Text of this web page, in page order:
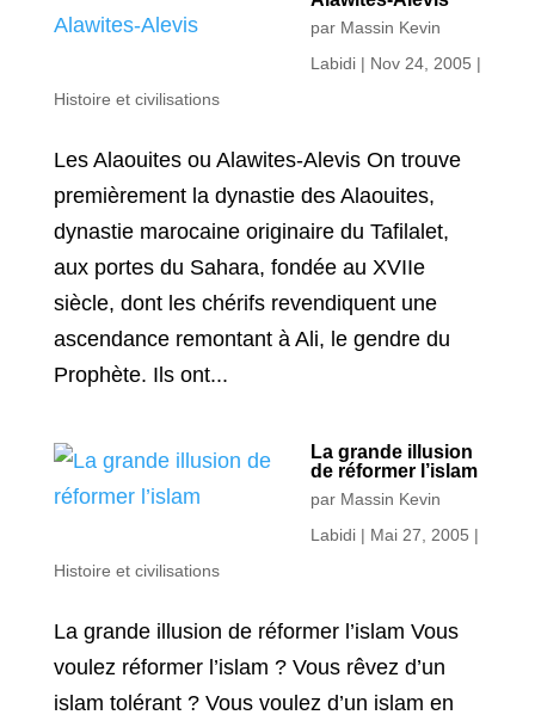
par Massin Kevin
Labidi| Nov 24, 2005 |
Histoire et civilisations
Les Alaouites ou Alawites-Alevis On trouve
premièrement la dynastie des Alaouites,
dynastie marocaine originaire du Tafilalet,
aux portes du Sahara, fondée au XVIIe
siècle, dont les chérifs revendiquent une
ascendance remontant à Ali, le gendre du
Prophète. Ils ont...
La grande illusion
de réformer l’islam
par Massin Kevin
Labidi| Mai 27, 2005 |
Histoire et civilisations
La grande illusion de réformer l’islam Vous
voulez réformer l’islam ? Vous rêvez d’un
islam tolérant ? Vous voulez d’un islam en